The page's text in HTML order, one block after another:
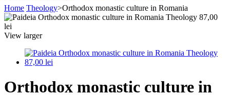
Home Theology>Orthodox monastic culture in Romania
View larger
Orthodox monastic culture in